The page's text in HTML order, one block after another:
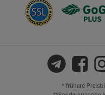
* frühere